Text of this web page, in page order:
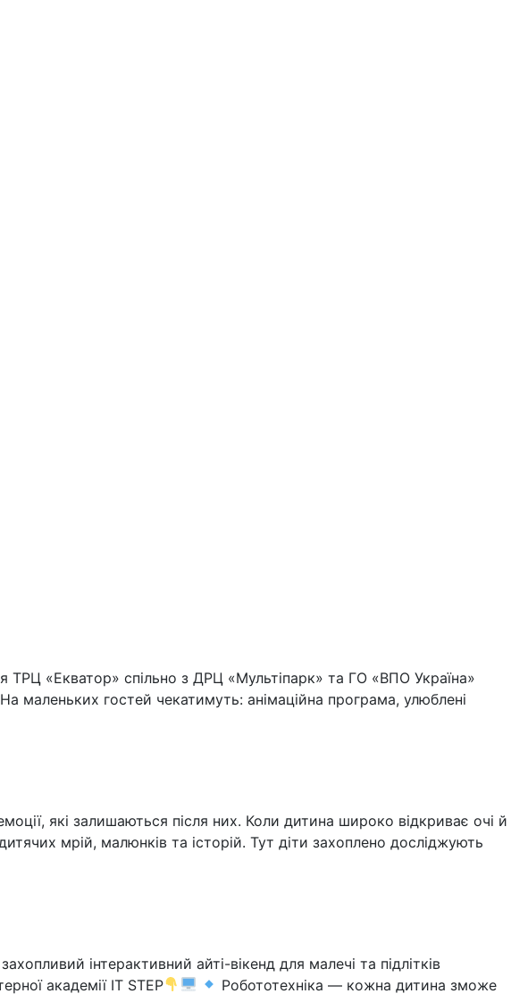
ТРЦ «Екватор» спільно з ДРЦ «Мультіпарк» та ГО «ВПО Україна»
На маленьких гостей чекатимуть: анімаційна програма, улюблені
які залишаються після них. Коли дитина широко відкриває очі й
мрій, малюнків та історій. Тут діти захоплено досліджують
інтерактивний айті-вікенд для малечі та підлітків
академії IT STEP
Робототехніка — кожна дитина зможе